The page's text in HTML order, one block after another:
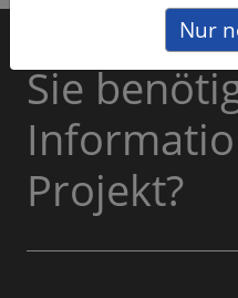
Sie
Projekt?
Nur